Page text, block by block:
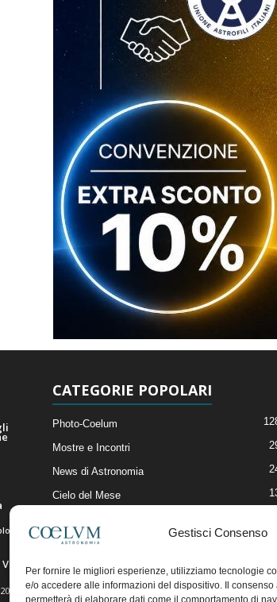
Gestisci Consenso
Per fornire le migliori esperienze, utilizziamo tecnologie
e/o accedere alle informazioni del dispositivo. Il consenso
permetterà di elaborare dati come il comportamento di
CATEGORIE POPOLARI
Photo-Coelum
Mostre e Incontri
News di Astronomia
Cielo del Mese
Articoli e Risorse On-Line
Il Blog della Redazione